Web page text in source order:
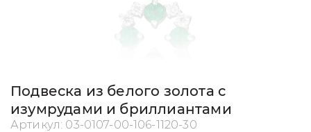
Подвеска из белого золота с
изумрудами и бриллиантами
Артикул: 03-0107-00-106-1120-30